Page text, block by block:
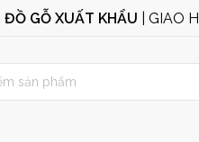
ĐỒ GỖ XUẤT KHẨU | GIAO